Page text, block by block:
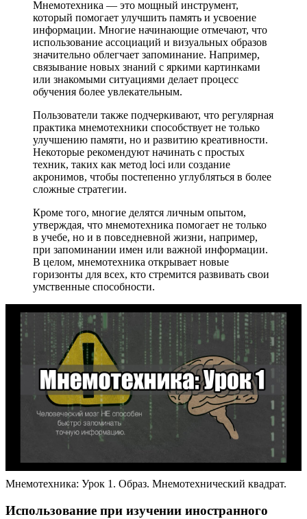
Мнемотехника — это мощный инструмент,
который помогает улучшить память и усвоение
информации. Многие начинающие отмечают, что
использование ассоциаций и визуальных образов
значительно облегчает запоминание. Например,
связывание новых знаний с яркими картинками
или знакомыми ситуациями делает процесс
обучения более увлекательным.
Пользователи также подчеркивают, что регулярная
практика мнемотехники способствует не только
улучшению памяти, но и развитию креативности.
Некоторые рекомендуют начинать с простых
техник, таких как метод loci или создание
акронимов, чтобы постепенно углубляться в более
сложные стратегии.
Кроме того, многие делятся личным опытом,
утверждая, что мнемотехника помогает не только
в учебе, но и в повседневной жизни, например,
при запоминании имен или важной информации.
В целом, мнемотехника открывает новые
горизонты для всех, кто стремится развивать свои
умственные способности.
Мнемотехника: Урок 1. Образ. Мнемотехнический квадрат.
Использование при изучении иностранного